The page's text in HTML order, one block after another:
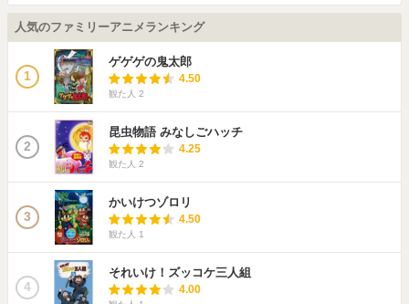
人気のファミリーアニメランキング
1
ゲゲゲの鬼太郎
4.50
観た人 2
2
昆虫物語 みなしごハッチ
4.25
観た人 2
3
かいけつゾロリ
4.50
観た人 1
4
それいけ！ズッコケ三人組
4.00